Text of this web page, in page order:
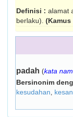
Definisi : alamat
berlaku). (Kamus
padah (kata
Bersinonim
kesudahan
kesan